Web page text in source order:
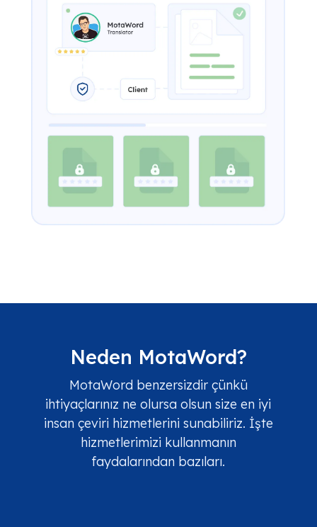
Neden MotaWord?
MotaWord benzersizdir çünkü
ihtiyaçlarınız ne olursa olsun size en iyi
insan çeviri hizmetlerini sunabiliriz. İşte
hizmetlerimizi kullanmanın
faydalarından bazıları.